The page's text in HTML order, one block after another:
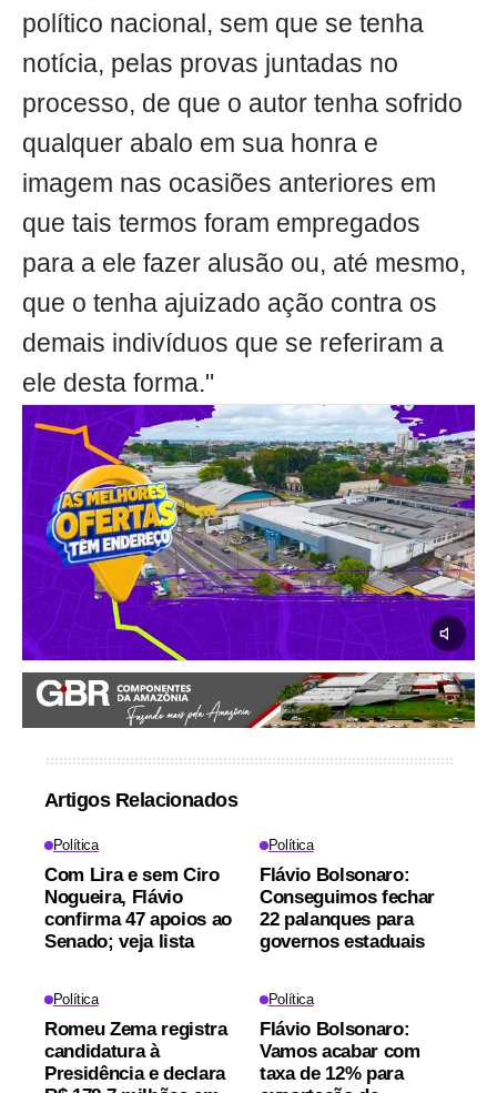
político nacional, sem que se tenha
notícia, pelas provas juntadas no
processo, de que o autor tenha sofrido
qualquer abalo em sua honra e
imagem nas ocasiões anteriores em
que tais termos foram empregados
para a ele fazer alusão ou, até mesmo,
que o tenha ajuizado ação contra os
demais indivíduos que se referiram a
ele desta forma."
Artigos Relacionados
Política
Com Lira e sem Ciro
Nogueira, Flávio
confirma 47 apoios ao
Senado; veja lista
Política
Flávio Bolsonaro:
Conseguimos fechar
22 palanques para
governos estaduais
Política
Romeu Zema registra
candidatura à
Presidência e declara
Política
Flávio Bolsonaro:
Vamos acabar com
taxa de 12% para